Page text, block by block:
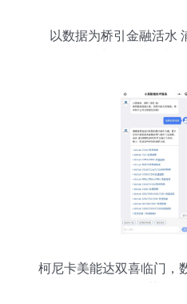
以数据为桥引金融活水
柯尼卡美能达双喜临门，